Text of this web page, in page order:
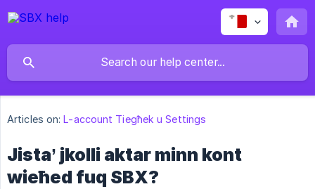
Articles on: L-account Tiegħek u Settings
Jista’ jkolli aktar minn kont
wieħed fuq SBX?